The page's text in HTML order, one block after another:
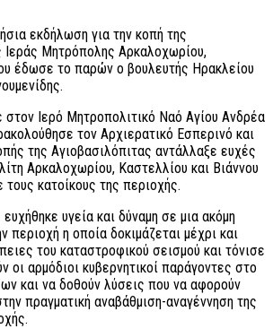
εκδήλωση για την κοπή της
Ιεράς Μητρόπολης Αρκαλοχωρίου,
έδωσε το παρών ο βουλευτής Ηρακλείου
στον Ιερό Μητροπολιτικό Ναό Αγίου Ανδρέα
τον Αρχιερατικό Εσπερινό και
της Αγιοβασιλόπιτας αντάλλαξε ευχές
Αρκαλοχωρίου, Καστελλίου και Βιάννου
κατοίκους της περιοχής.
υγεία και δύναμη σε μια ακόμη
περιοχή η οποία δοκιμάζεται μέχρι και
του καταστροφικού σεισμού και τόνισε
οι αρμόδιοι κυβερνητικοί παράγοντες στο
και να δοθούν λύσεις που να αφορούν
πραγματική αναβάθμιση-αναγέννηση της